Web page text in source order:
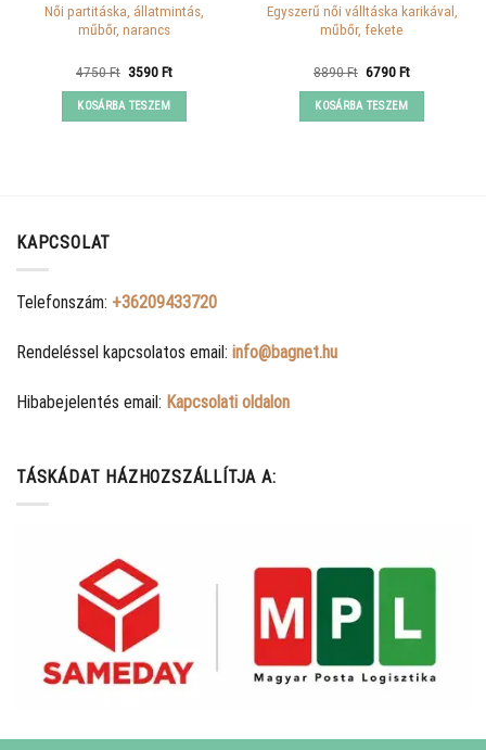
Női partitáska, állatmintás,
műbőr, narancs
4750Ft Original
was:
4750 Ft.
3590FtCurrent
KOSÁRBA TESZEM
Egyszerű női válltáska karikával,
műbőr, fekete
8890Ft Original
was:
8890 Ft.
6790FtCurrent
KOSÁRBA TESZEM
KAPCSOLAT
Telefonszám: +36209433720
Rendeléssel kapcsolatos email: info@bagnet.hu
Hibabejelentés email: Kapcsolati oldalon
TÁSKÁDAT HÁZHOZSZÁLLÍTJA A: